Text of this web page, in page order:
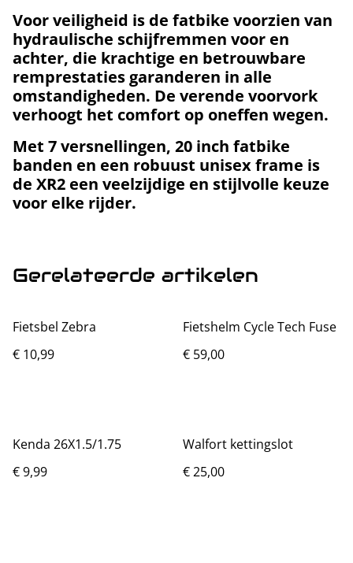
Voor veiligheid is de fatbike voorzien van
hydraulische schijfremmen voor en
achter, die krachtige en betrouwbare
remprestaties garanderen in alle
omstandigheden. De verende voorvork
verhoogt het comfort op oneffen wegen.
Met 7 versnellingen, 20 inch fatbike
banden en een robuust unisex frame is
de XR2 een veelzijdige en stijlvolle keuze
voor elke rijder.
Gerelateerde artikelen
Fietsbel Zebra
€ 10,99
Fietshelm Cycle Tech Fuse
€ 59,00
Kenda 26X1.5/1.75
€ 9,99
Walfort kettingslot
€ 25,00